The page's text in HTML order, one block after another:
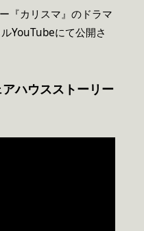
『カリスマ』のドラマ
YouTubeにて公開さ
ハウスストーリー